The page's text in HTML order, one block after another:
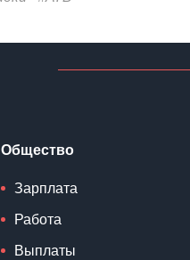
Общество
Зарплата
Работа
Выплаты